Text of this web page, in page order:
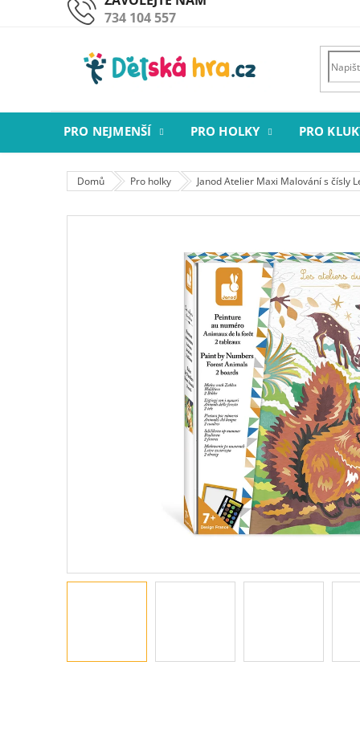
734 104 557
PRO NEJMENŠÍ PRO HOLKY PRO
Domů Pro holky Janod Atelier Maxi Malování s čísly